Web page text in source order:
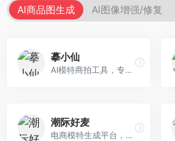
AI商品图生成 AI图像增强/修复
摹小仙
AI模特商拍工具，专注于服装电商。面向服装电商卖家，提供虚拟模特试穿、商品展示图生成等服务，模特形象多样，拍摄成本低。
潮际好麦
电商模特生成平台，支持AI虚拟模特创作。面向服装和配饰电商，提供模特试穿、商品展示、营销素材生成等服务，模特形象可定制。